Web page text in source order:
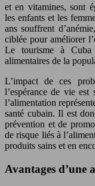
et en vitamines, sont
les enfants et les
ans souffrent
ciblée pour améliorer
Le tourisme à Cuba
alimentaires de la
L’impact de ces
l’espérance de vie
l’alimentation
santé cubain. Il est
prévention et de
de risque liés à
produits sains et en
Avantages d’une